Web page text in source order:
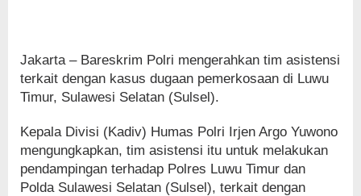
Jakarta – Bareskrim Polri mengerahkan tim asistensi
terkait dengan kasus dugaan pemerkosaan di Luwu
Timur, Sulawesi Selatan (Sulsel).
Kepala Divisi (Kadiv) Humas Polri Irjen Argo Yuwono
mengungkapkan, tim asistensi itu untuk melakukan
pendampingan terhadap Polres Luwu Timur dan
Polda Sulawesi Selatan (Sulsel), terkait dengan